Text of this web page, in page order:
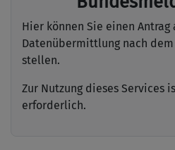
Hier können Sie einen Antrag
Datenübermittlung nach
stellen.
Zur Nutzung dieses Services
erforderlich.